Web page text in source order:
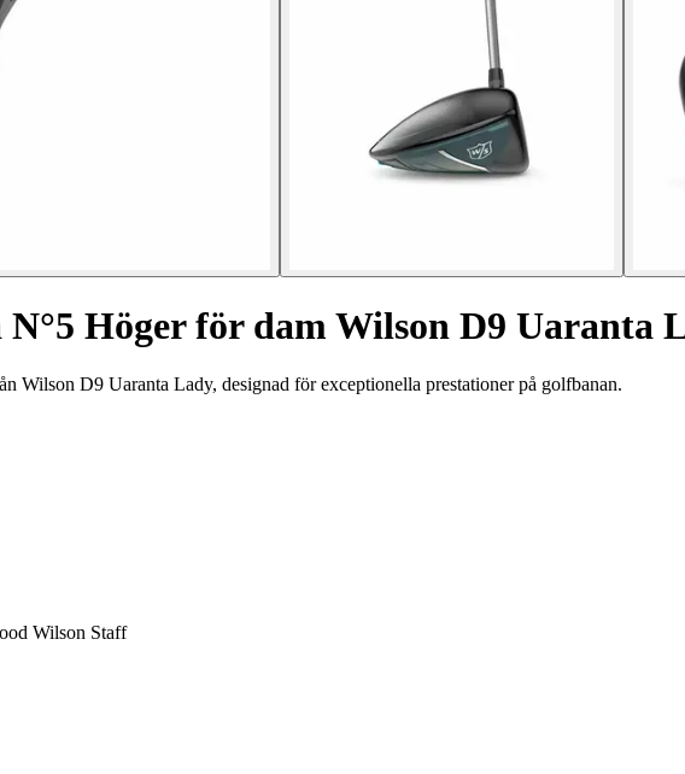
Höger för dam Wilson D9 Uaranta
Wilson D9 Uaranta Lady, designad för exceptionella prestationer på golfbanan.
Wilson Staff